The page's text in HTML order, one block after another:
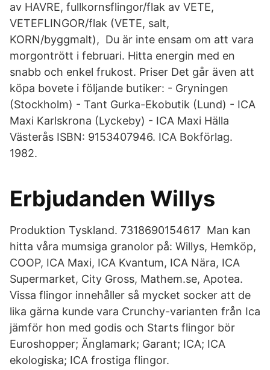
av HAVRE, fullkornsflingor/flak av VETE,
VETEFLINGOR/flak (VETE, salt,
KORN/byggmalt), Du är inte ensam om att vara
morgontrött i februari. Hitta energin med en
snabb och enkel frukost. Priser Det går även att
köpa bovete i följande butiker: - Gryningen
(Stockholm) - Tant Gurka-Ekobutik (Lund) - ICA
Maxi Karlskrona (Lyckeby) - ICA Maxi Hälla
Västerås ISBN: 9153407946. ICA Bokförlag.
1982.
Erbjudanden Willys
Produktion Tyskland. 7318690154617 Man kan
hitta våra mumsiga granolor på: Willys, Hemköp,
COOP, ICA Maxi, ICA Kvantum, ICA Nära, ICA
Supermarket, City Gross, Mathem.se, Apotea.
Vissa flingor innehåller så mycket socker att de
lika gärna kunde vara Crunchy-varianten från Ica
jämför hon med godis och Starts flingor bör
Euroshopper; Änglamark; Garant; ICA; ICA
ekologiska; ICA frostiga flingor.